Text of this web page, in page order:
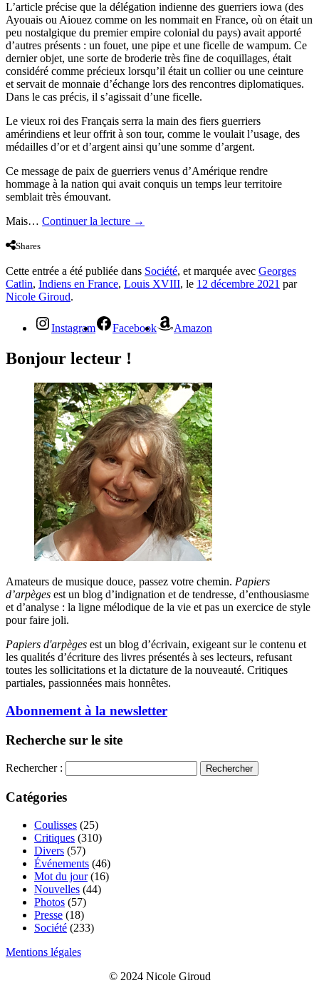
L’article précise que la délégation indienne des guerriers iowa (des
Ayouais ou Aiouez comme on les nommait en France, où on était un
peu nostalgique du premier empire colonial du pays) avait apporté
d’autres présents : un fouet, une pipe et une ficelle de wampum. Ce
dernier objet, une sorte de broderie très fine de coquillages, était
considéré comme précieux lorsqu’il était un collier ou une ceinture
et servait de monnaie d’échange lors des rencontres diplomatiques.
Dans le cas précis, il s’agissait d’une ficelle.
Le vieux roi des Français serra la main des fiers guerriers
amérindiens et leur offrit à son tour, comme le voulait l’usage, des
médailles d’or et d’argent ainsi qu’une somme d’argent.
Ce message de paix de guerriers venus d’Amérique rendre
hommage à la nation qui avait conquis un temps leur territoire
semblait très émouvant.
Mais… Continuer la lecture →
Shares
Cette entrée a été publiée dans Société, et marquée avec Georges
Catlin, Indiens en France, Louis XVIII, le 12 décembre 2021 par
Nicole Giroud.
Instagram Facebook Amazon
Bonjour lecteur !
Amateurs de musique douce, passez votre chemin. Papiers
d’arpèges est un blog d’indignation et de tendresse, d’enthousiasme
et d’analyse : la ligne mélodique de la vie et pas un exercice de style
pour faire joli.
Papiers d'arpèges est un blog d’écrivain, exigeant sur le contenu et
les qualités d’écriture des livres présentés à ses lecteurs, refusant
toutes les sollicitations et la dictature de la nouveauté. Critiques
partiales, passionnées mais honnêtes.
Abonnement à la newsletter
Recherche sur le site
Rechercher :
Catégories
Coulisses (25)
Critiques (310)
Divers (57)
Événements (46)
Mot du jour(16)
Nouvelles (44)
Photos (57)
Presse (18)
Société (233)
Mentions légales
© 2024 Nicole Giroud